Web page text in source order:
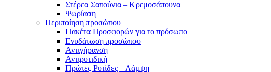
Στέρεα Σαπούνια – Κρεμοσάπουνα
Ψωρίαση
Περιποίηση προσώπου
Πακέτα Προσφορών για το πρόσωπο
Ενυδάτωση προσώπου
Αντιγήρανση
Αντιρυτιδική
Πρώτες Ρυτίδες – Λάμψη